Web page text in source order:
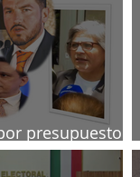
presupuesto